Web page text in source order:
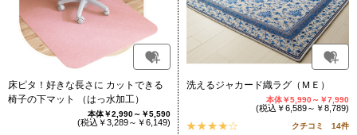
床ピタ！好きな長さに カットできる
椅子の下マット （はっ水加工）
本体￥2,990～￥5,590
(税込￥3,289～￥6,149)
洗えるジャカード織ラグ（ＭＥ）
本体￥5,990～￥7,990
(税込￥6,589～￥8,789)
クチコミ 14件